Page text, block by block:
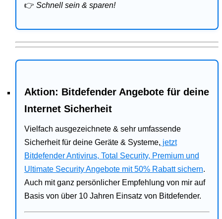
Ratgeber
👉 Schnell sein & sparen!
Aktion: Bitdefender Angebote für deine
Internet Sicherheit
Vielfach ausgezeichnete & sehr umfassende
Sicherheit für deine Geräte & Systeme, jetzt
Bitdefender Antivirus, Total Security, Premium und
Ultimate Security Angebote mit 50% Rabatt sichern.
Auch mit ganz persönlicher Empfehlung von mir auf
Basis von über 10 Jahren Einsatz von Bitdefender.